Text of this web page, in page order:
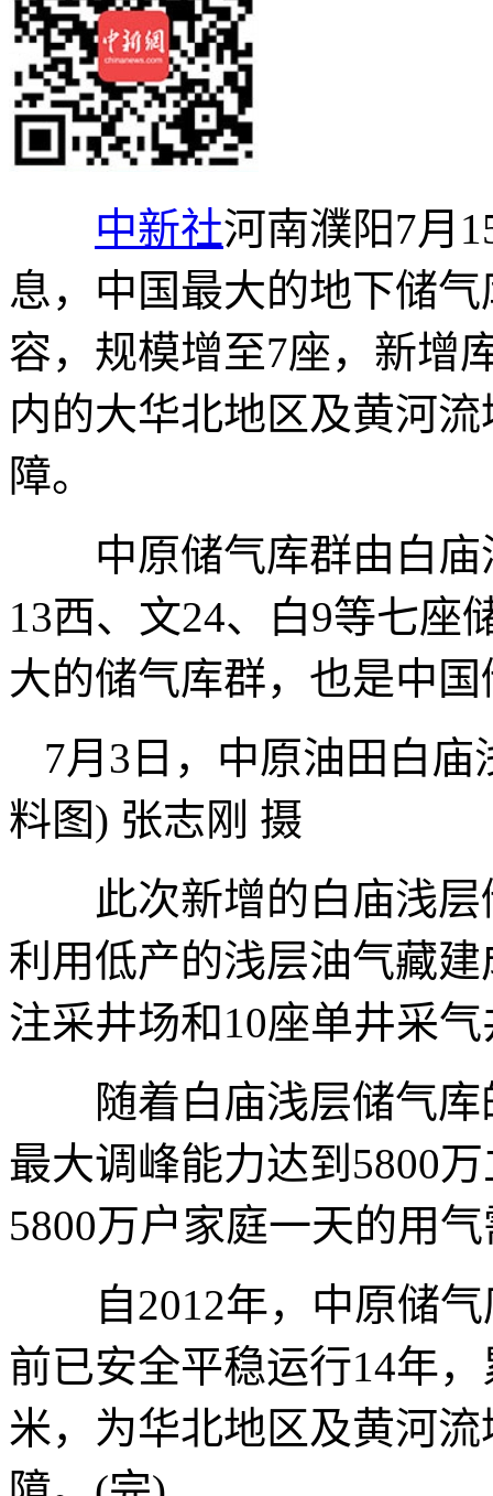
中新社河南濮阳7月
息，中国最大的地下储
容，规模增至7座，新增
内的大华北地区及黄河
障。
中原储气库群由白庙
13西、文24、白9等七座
大的储气库群，也是中
7月3日，中原油田白
料图) 张志刚 摄
此次新增的白庙浅层
利用低产的浅层油气藏
注采井场和10座单井采
随着白庙浅层储气库
最大调峰能力达到5800
5800万户家庭一天的用
自2012年，中原储气
前已安全平稳运行14年
米，为华北地区及黄河